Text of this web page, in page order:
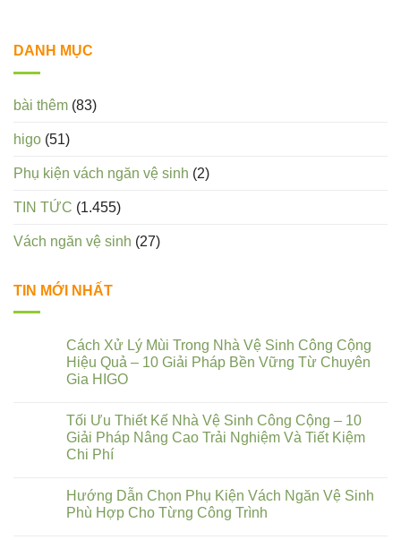
DANH MỤC
bài thêm (83)
higo (51)
Phụ kiện vách ngăn vệ sinh (2)
TIN TỨC (1.455)
Vách ngăn vệ sinh (27)
TIN MỚI NHẤT
Cách Xử Lý Mùi Trong Nhà Vệ Sinh Công Cộng
Hiệu Quả – 10 Giải Pháp Bền Vững Từ Chuyên
Gia HIGO
Tối Ưu Thiết Kế Nhà Vệ Sinh Công Cộng – 10
Giải Pháp Nâng Cao Trải Nghiệm Và Tiết Kiệm
Chi Phí
Hướng Dẫn Chọn Phụ Kiện Vách Ngăn Vệ Sinh
Phù Hợp Cho Từng Công Trình